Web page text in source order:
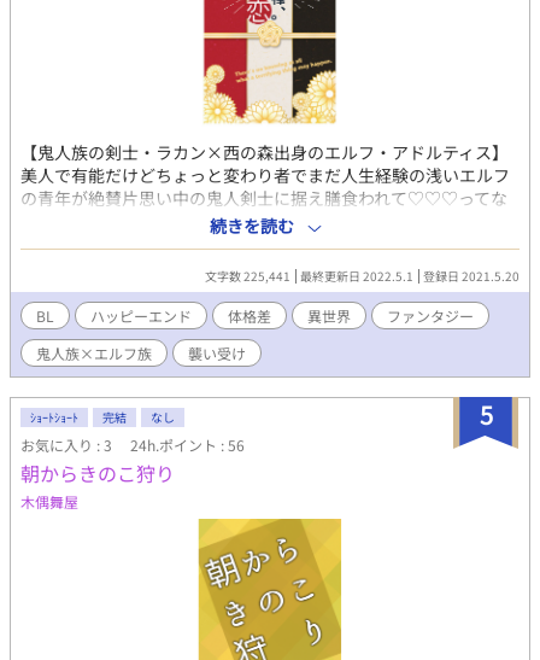
【鬼人族の剣士・ラカン×西の森出身のエルフ・アドルティス】
美人で有能だけどちょっと変わり者でまだ人生経験の浅いエルフ
の青年が絶賛片思い中の鬼人剣士に据え膳食われて♡♡♡ってな
っちゃう、非常にお気軽に読めるノーストレスなラブコメです。
最終的には両想いのハッピーエンドになります。 全編に渡ってか
なりえっち濃いめなのでご注意下さい。（★がついています） 地
の文にごくたまに♡マークが出てきます ※６年前にpixivで書いた
ものをリライトしたものです 表紙素材お借りしてます♡ komako
さま https://www.pixiv.net/artworks/88969075
続きを読む
文字数 225,441 最終更新日 2022.5.1 登録日 2021.5.20
BL ハッピーエンド 体格差 異世界
ファンタジー
鬼人族×エルフ族
襲い受け
5
ｼｮｰﾄｼｮｰﾄ 完結 なし
お気に入り : 3 24h.ポイント : 56
朝からきのこ狩り
木偶舞屋